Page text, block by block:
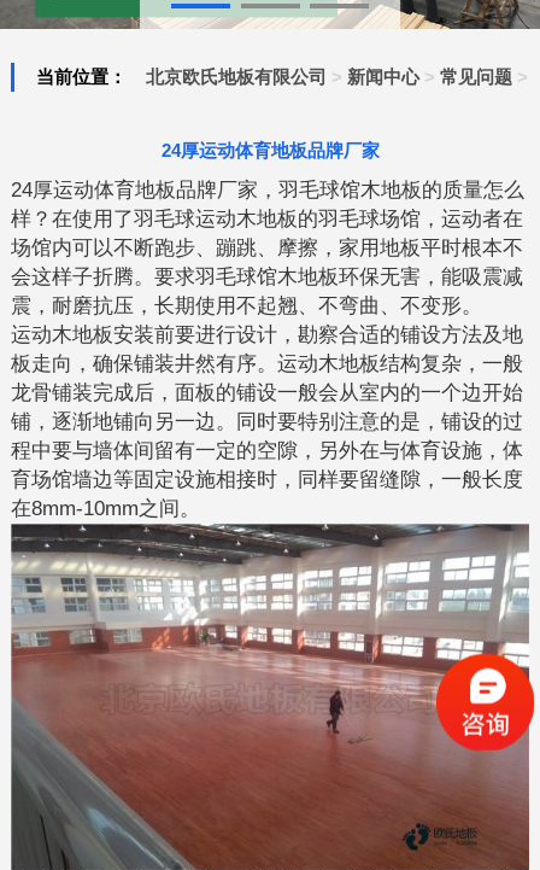
当前位置： 北京欧氏地板有限公司 > 新闻中心>常见问题 >
24厚运动体育地板品牌厂家
24厚运动体育地板品牌厂家，羽毛球馆木地板的质量怎么
样？在使用了羽毛球运动木地板的羽毛球场馆，运动者在
场馆内可以不断跑步、蹦跳、摩擦，家用地板平时根本不
会这样子折腾。要求羽毛球馆木地板环保无害，能吸震减
震，耐磨抗压，长期使用不起翘、不弯曲、不变形。
运动木地板安装前要进行设计，勘察合适的铺设方法及地
板走向，确保铺装井然有序。运动木地板结构复杂，一般
龙骨铺装完成后，面板的铺设一般会从室内的一个边开始
铺，逐渐地铺向另一边。同时要特别注意的是，铺设的过
程中要与墙体间留有一定的空隙，另外在与体育设施，体
育场馆墙边等固定设施相接时，同样要留缝隙，一般长度
在8mm-10mm之间。